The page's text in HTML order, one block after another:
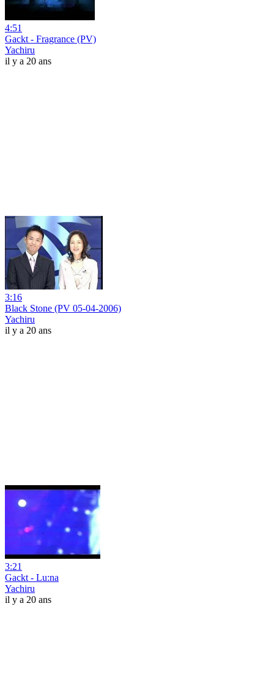
4:51
Gackt - Fragrance (PV)
Yachiru
il y a 20 ans
3:16
Black Stone (PV 05-04-2006)
Yachiru
il y a 20 ans
3:21
Gackt - Lu:na
Yachiru
il y a 20 ans